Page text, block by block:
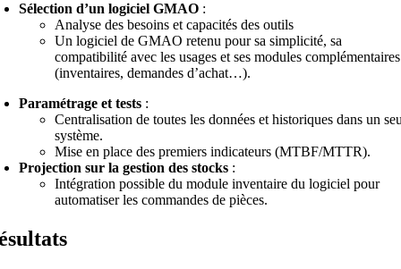
Sélection d’un logiciel GMAO :
Analyse des besoins et capacités des outils
Un logiciel de GMAO retenu pour sa simplicité, sa
compatibilité avec les usages et ses modules complémentaires
(inventaires, demandes d’achat…).
Paramétrage et tests :
Centralisation de toutes les données et historiques dans un
système.
Mise en place des premiers indicateurs (MTBF/MTTR).
Projection sur la gestion des stocks :
Intégration possible du module inventaire du logiciel pour
automatiser les commandes de pièces.